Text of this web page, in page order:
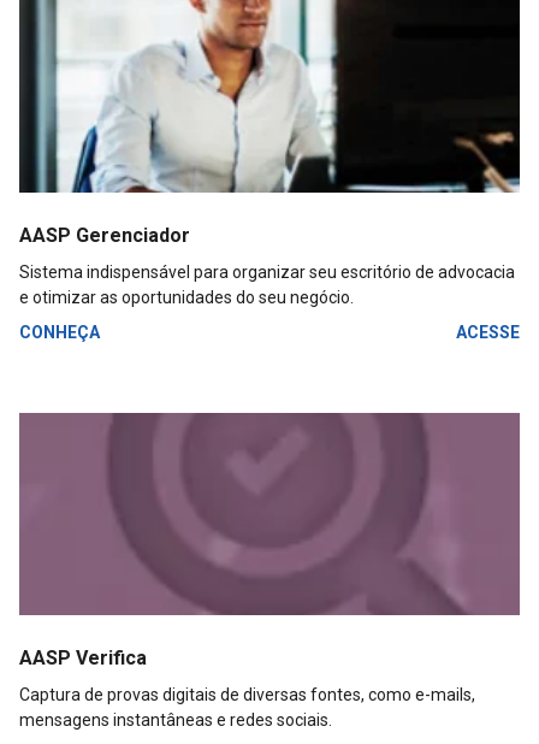
AASP Gerenciador
Sistema indispensável para organizar seu escritório de advocacia
e otimizar as oportunidades do seu negócio.
CONHEÇA
ACESSE
AASP Verifica
Captura de provas digitais de diversas fontes, como e-mails,
mensagens instantâneas e redes sociais.